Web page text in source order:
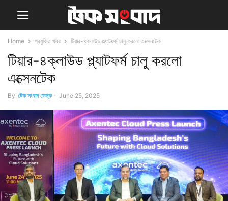
Home প্রযুক্তি খবর টিয়ার-৪ক্লাউড প্ল্যাটফর্ম চালু করলো এক্সেনটেক
টিয়ার-৪ক্লাউড প্ল্যাটফর্ম চালু করলো
এক্সেনটেক
By টেক সংবাদ ডেস্ক - June 25, 2025